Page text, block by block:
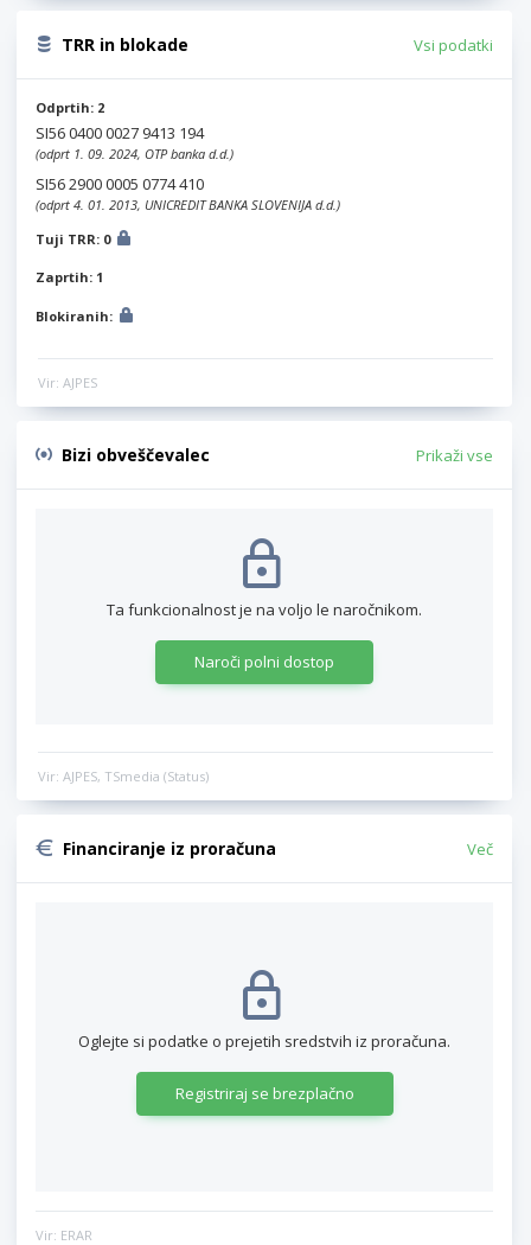
TRR in blokade Vsi podatki
Odprtih: 2
SI56 0400 0027 9413 194
(odprt 1. 09. 2024, OTP banka d.d.)
SI56 2900 0005 0774 410
(odprt 4. 01. 2013, UNICREDIT BANKA SLOVENIJA d.d.)
Tuji TRR: 0
Zaprtih: 1
Blokiranih:
Vir: AJPES
Bizi obveščevalec Prikaži vse
Ta funkcionalnost je na voljo le naročnikom.
Naroči polni dostop
Vir: AJPES, TSmedia (Status)
Financiranje iz proračuna Več
Oglejte si podatke o prejetih sredstvih iz proračuna.
Registriraj se brezplačno
Vir: ERAR